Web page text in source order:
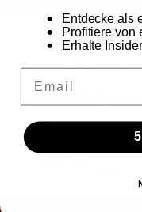
Entdecke als
Profitiere von
Erhalte
Email